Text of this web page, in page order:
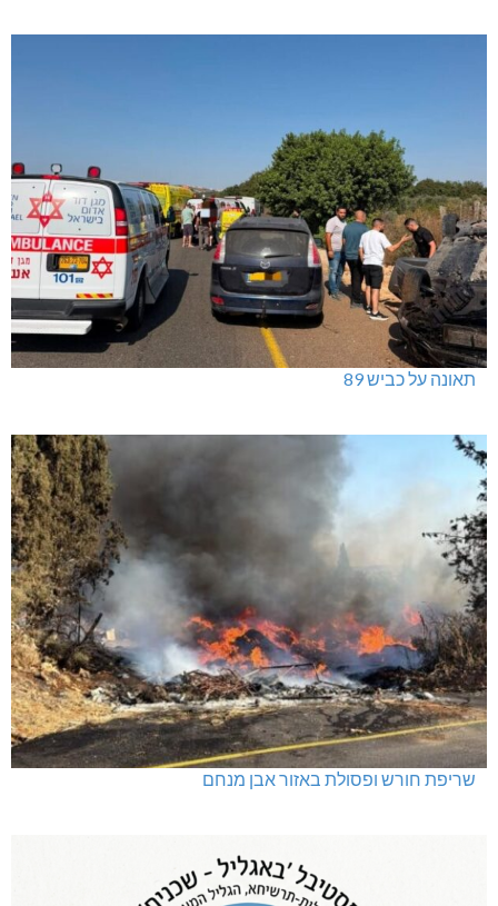
תאונה על כביש 89
שריפת חורש ופסולת באזור אבן מנחם